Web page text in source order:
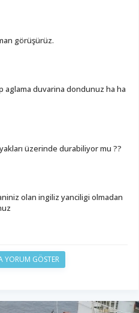
görüşürüz.
aglama duvarina dondunuz ha ha
üzerinde durabiliyor mu ??
olan ingiliz yanciligi olmadan
YORUM GÖSTER